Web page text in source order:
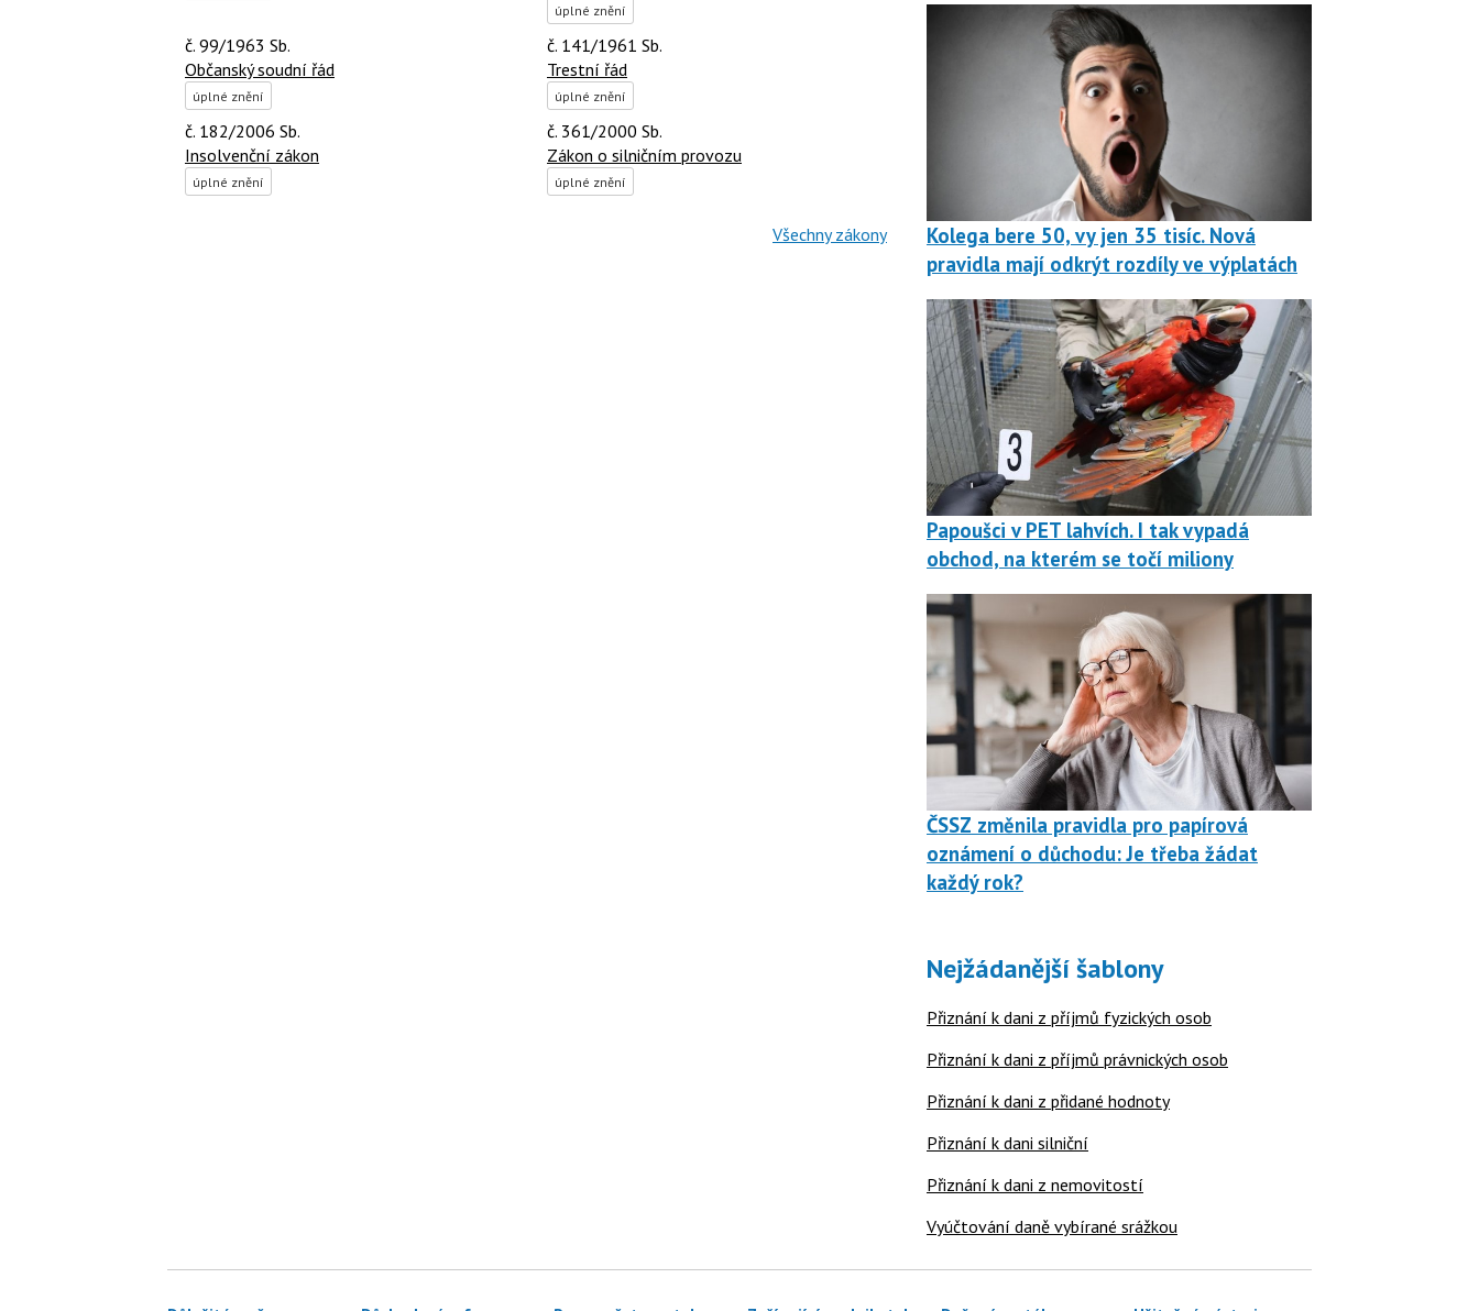
úplné znění
č. 99/1963 Sb.
Občanský soudní řád
úplné znění
č. 141/1961 Sb.
Trestní řád
úplné znění
č. 182/2006 Sb.
Insolvenční zákon
úplné znění
č. 361/2000 Sb.
Zákon o silničním provozu
úplné znění
Všechny zákony
Kolega bere 50, vy jen 35 tisíc. Nová
pravidla mají odkrýt rozdíly ve výplatách
Papoušci v PET lahvích. I tak vypadá
obchod, na kterém se točí miliony
ČSSZ změnila pravidla pro papírová
oznámení o důchodu: Je třeba žádat
každý rok?
Nejžádanější šablony
Přiznání k dani z příjmů fyzických osob
Přiznání k dani z příjmů právnických osob
Přiznání k dani z přidané hodnoty
Přiznání k dani silniční
Přiznání k dani z nemovitostí
Vyúčtování daně vybírané srážkou